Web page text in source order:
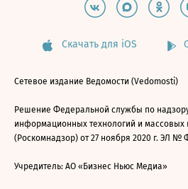
Скачать для iOS
Сетевое издание Ведомости (Vedomosti)
Решение Федеральной службы по
информационных технологий и массовых
(Роскомнадзор) от 27 ноября 2020 г. ЭЛ №
Учредитель: АО «Бизнес Ньюс Медиа»